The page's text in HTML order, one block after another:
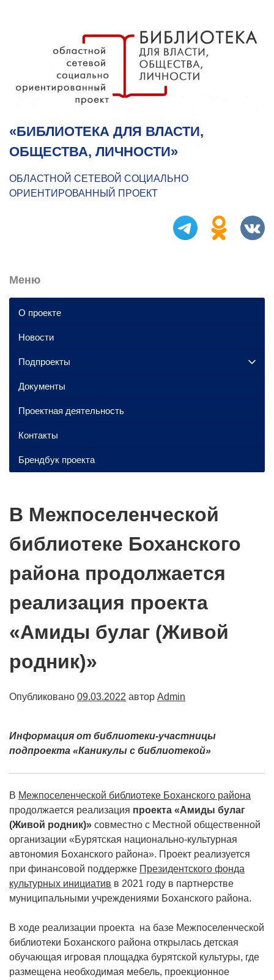
«БИБЛИОТЕКА ДЛЯ ВЛАСТИ,
ОБЩЕСТВА, ЛИЧНОСТИ»
ОБЛАСТНОЙ СЕТЕВОЙ СОЦИАЛЬНО
ОРИЕНТИРОВАННЫЙ ПРОЕКТ
В Межпоселенческой
библиотеке Боханского
района продолжается
реализация проекта
«Амиды булаг (Живой
родник)»
Опубликовано 09.03.2022 автор Admin
Информация от библиотеки-участницы
подпроекта «Каникулы с библиотекой»
В Межпоселенческой библиотеке Боханского района
продолжается реализация проекта «Амиды булаг
(Живой родник)» совместно с Местной общественной
организации «Бурятская национально-культурная
автономия Боханского района». Проект реализуется
при финансовой поддержке Президентского фонда
культурных инициатив в 2021 году в партнерстве
муниципальными учреждениями Боханского района.
В ходе реализации проекта на базе Межпоселенческой
библиотеки Боханского района открылась детская
обучающая игровая площадка бурятской культуры, где
размещена необходимая мебель, проекционное
Меню
О проекте
Новости
Подпроекты
Документы
Проектная деятельность
Контакты
Брендбук проекта